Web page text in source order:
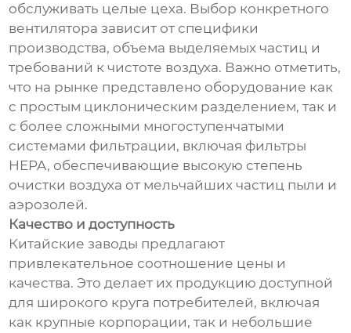
обслуживать целые цеха. Выбор конкретного
вентилятора зависит от специфики
производства, объема выделяемых частиц и
требований к чистоте воздуха. Важно отметить,
что на рынке представлено оборудование как
с простым циклоническим разделением, так и
с более сложными многоступенчатыми
системами фильтрации, включая фильтры
HEPA, обеспечивающие высокую степень
очистки воздуха от мельчайших частиц пыли и
аэрозолей.
Качество и доступность
Китайские заводы предлагают
привлекательное соотношение цены и
качества. Это делает их продукцию доступной
для широкого круга потребителей, включая
как крупные корпорации, так и небольшие